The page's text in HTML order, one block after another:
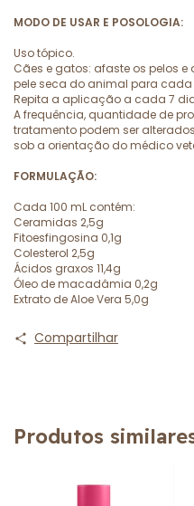
MODO DE USAR E POSOLOGIA:
Uso tópico.
Cães e gatos: afaste os pelos
pele seca do animal para cada
Repita a aplicação a cada 7
A frequência, quantidade de
tratamento podem ser
sob a orientação do médico
FORMULAÇÃO:
Cada 100 mL contém:
Ceramidas 2,5g
Fitoesfingosina 0,1g
Colesterol 2,5g
Ácidos graxos 11,4g
Óleo de macadâmia 0,2g
Extrato de Aloe Vera 5,0g
Compartilhar
Produtos